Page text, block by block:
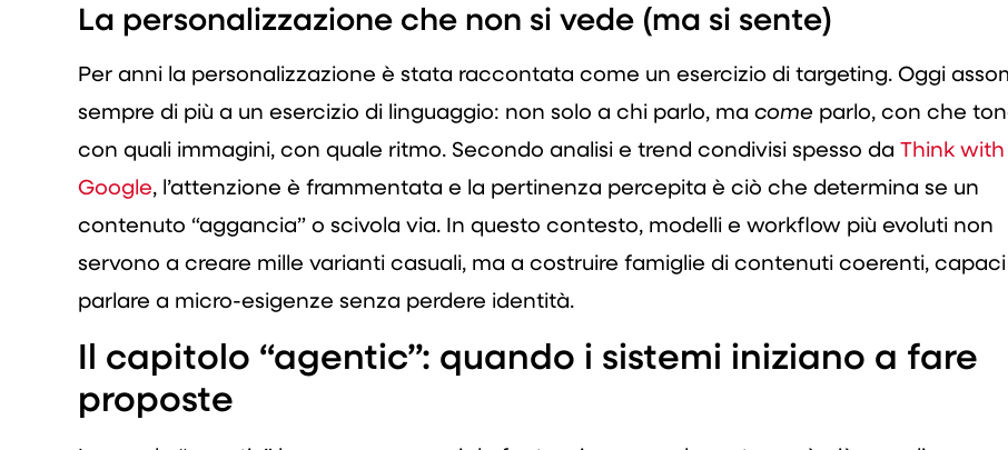
La personalizzazione che non si vede (ma si sente)
Per anni la personalizzazione è stata raccontata come un esercizio di targeting. Oggi
sempre di più a un esercizio di linguaggio: non solo a chi parlo, ma come parlo, con che
con quali immagini, con quale ritmo. Secondo analisi e trend condivisi spesso da Think with
Google, l’attenzione è frammentata e la pertinenza percepita è ciò che determina se un
contenuto “aggancia” o scivola via. In questo contesto, modelli e workflow più evoluti non
servono a creare mille varianti casuali, ma a costruire famiglie di contenuti coerenti,
parlare a micro-esigenze senza perdere identità.
Il capitolo “agentic”: quando i sistemi iniziano a fare
proposte